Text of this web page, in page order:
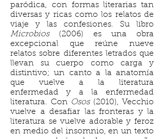
paródica, con formas literarias tan
diversas y ricas como los relatos de
viaje y las confesiones. Su libro
Microbios (2006) es una obra
excepcional que reúne nueve
relatos sobre diferentes letrados que
llevan su cuerpo como carga y
distintivo; un canto a la anatomía
que vuelve a la literatura
enfermedad y a la enfermedad
literatura. Con Osos (2010), Vecchio
vuelve a desafiar las fronteras y la
literatura se vuelve adorable y feroz
en medio del insomnio, en un texto